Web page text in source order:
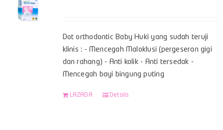
Dot orthodontic Baby Huki yang sudah teruji
klinis : - Mencegah Maloklusi (pergeseran gigi
dan rahang) - Anti kolik - Anti tersedak -
Mencegah bayi bingung puting
LAZADA Details